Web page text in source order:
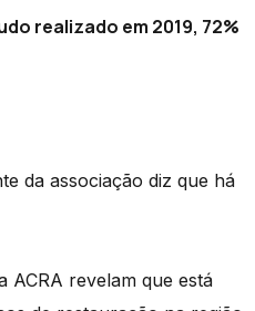
realizado em 2019, 72%
da associação diz que há
ACRA revelam que está